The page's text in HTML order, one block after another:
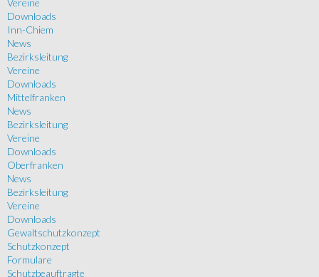
Vereine
Downloads
Inn-Chiem
News
Bezirksleitung
Vereine
Downloads
Mittelfranken
News
Bezirksleitung
Vereine
Downloads
Oberfranken
News
Bezirksleitung
Vereine
Downloads
Gewaltschutzkonzept
Schutzkonzept
Formulare
Schutzbeauftragte